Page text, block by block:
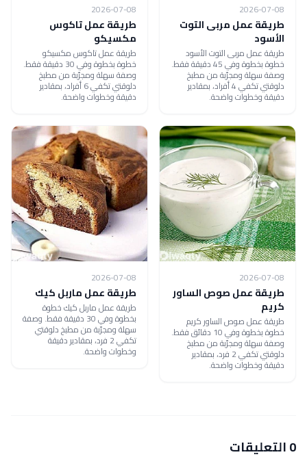
2026-07-08
طريقة عمل مربى التوت
الأسود
طريقة عمل مربى التوت الأسود
خطوة بخطوة وفي 45 دقيقة فقط.
وصفة سهلة ومجرّبة من مطبخ
دلوقتي تكفي 4 أفراد، بمقادير
دقيقة وخطوات واضحة.
2026-07-08
طريقة عمل تاكوس
مكسيكو
طريقة عمل تاكوس مكسيكو
خطوة بخطوة وفي 30 دقيقة فقط.
وصفة سهلة ومجرّبة من مطبخ
دلوقتي تكفي 6 أفراد، بمقادير
دقيقة وخطوات واضحة.
2026-07-08
طريقة عمل صوص الساور
كريم
طريقة عمل صوص الساور كريم
خطوة بخطوة وفي 10 دقائق فقط.
وصفة سهلة ومجرّبة من مطبخ
دلوقتي تكفي 2 فرد، بمقادير
دقيقة وخطوات واضحة.
2026-07-08
طريقة عمل ماربل كيك
طريقة عمل ماربل كيك خطوة
بخطوة وفي 30 دقيقة فقط. وصفة
سهلة ومجرّبة من مطبخ دلوقتي
تكفي 2 فرد، بمقادير دقيقة
وخطوات واضحة.
0 التعليقات